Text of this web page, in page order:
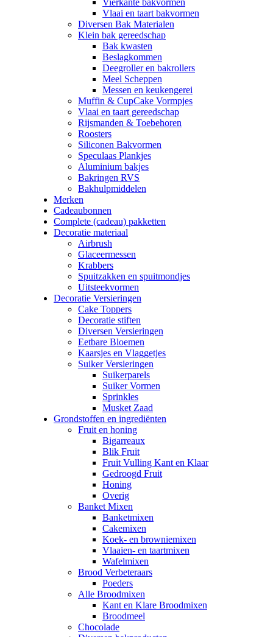
Vierkante bakvormen
Vlaai en taart bakvormen
Diversen Bak Materialen
Klein bak gereedschap
Bak kwasten
Beslagkommen
Deegroller en bakrollers
Meel Scheppen
Messen en keukengerei
Muffin & CupCake Vormpjes
Vlaai en taart gereedschap
Rijsmanden & Toebehoren
Roosters
Siliconen Bakvormen
Speculaas Plankjes
Aluminium bakjes
Bakringen RVS
Bakhulpmiddelen
Merken
Cadeaubonnen
Complete (cadeau) pakketten
Decoratie materiaal
Airbrush
Glaceermessen
Krabbers
Spuitzakken en spuitmondjes
Uitsteekvormen
Decoratie Versieringen
Cake Toppers
Decoratie stiften
Diversen Versieringen
Eetbare Bloemen
Kaarsjes en Vlaggetjes
Suiker Versieringen
Suikerparels
Suiker Vormen
Sprinkles
Musket Zaad
Grondstoffen en ingrediënten
Fruit en honing
Bigarreaux
Blik Fruit
Fruit Vulling Kant en Klaar
Gedroogd Fruit
Honing
Overig
Banket Mixen
Banketmixen
Cakemixen
Koek- en browniemixen
Vlaaien- en taartmixen
Wafelmixen
Brood Verbeteraars
Poeders
Alle Broodmixen
Kant en Klare Broodmixen
Broodmeel
Chocolade